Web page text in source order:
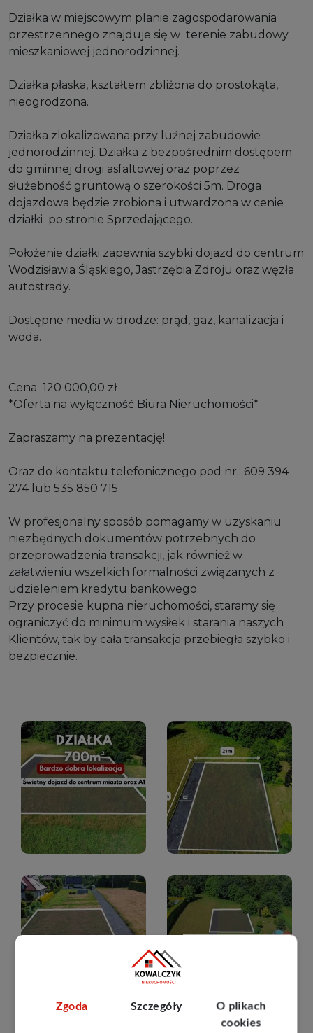
Zgoda Szczegóły
O plikach
cookies
Działka w miejscowym planie zagospodarowania
przestrzennego znajduje się w terenie zabudowy
mieszkaniowej jednorodzinnej.
Działka płaska, kształtem zbliżona do prostokąta,
nieogrodzona.
Działka zlokalizowana przy luźnej zabudowie
jednorodzinnej. Działka z bezpośrednim dostępem
do gminnej drogi asfaltowej oraz poprzez
służebność gruntową o szerokości 5m. Droga
dojazdowa będzie zrobiona i utwardzona w cenie
działki po stronie Sprzedającego.
Położenie działki zapewnia szybki dojazd do centrum
Wodzisławia Śląskiego, Jastrzębia Zdroju oraz węzła
autostrady.
Dostępne media w drodze: prąd, gaz, kanalizacja i
woda.
Cena 120 000,00 zł
*Oferta na wyłączność Biura Nieruchomości*
Zapraszamy na prezentację!
Oraz do kontaktu telefonicznego pod nr.: 609 394
274 lub 535 850 715
W profesjonalny sposób pomagamy w uzyskaniu
niezbędnych dokumentów potrzebnych do
przeprowadzenia transakcji, jak również w
załatwieniu wszelkich formalności związanych z
udzieleniem kredytu bankowego.
Przy procesie kupna nieruchomości, staramy się
ograniczyć do minimum wysiłek i starania naszych
Klientów, tak by cała transakcja przebiegła szybko i
bezpiecznie.